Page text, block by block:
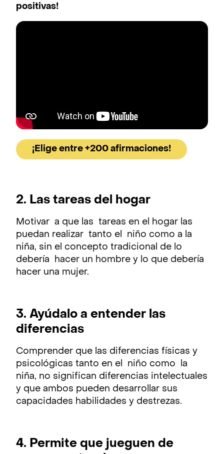
positivas!
¡Elige entre +200 afirmaciones!
2. Las tareas del hogar
Motivar a que las tareas en el hogar las
puedan realizar tanto el niño como a la
niña, sin el concepto tradicional de lo
debería hacer un hombre y lo que debería
hacer una mujer.
3. Ayúdalo a entender las
diferencias
Comprender que las diferencias físicas y
psicológicas tanto en el niño como la
niña, no significan diferencias intelectuales
y que ambos pueden desarrollar sus
capacidades habilidades y destrezas.
4. Permite que jueguen de